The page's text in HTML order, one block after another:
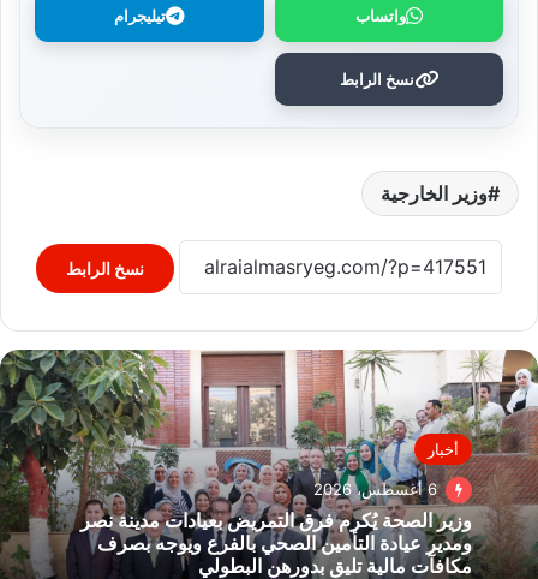
واتساب تيليجرام
نسخ الرابط
وزير الخارجية
نسخ الرابط
أخبار
6 أغسطس، 2026
وزير الصحة يُكرم فرق التمريض بعيادات مدينة نصر
ومدير عيادة التأمين الصحي بالفرع ويوجه بصرف
مكافآت مالية تليق بدورهن البطولي